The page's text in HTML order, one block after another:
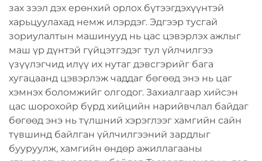
зах зээл дэх ерөнхий орлох бүтээгдэхүүнтэй
харьцуулахад немж илэрдэг. Эдгээр тусгай
зориулалтын машинууд нь цас цэвэрлэх ажлыг
маш үр дүнтэй гүйцэтгэдэг тул үйлчилгээ
үзүүлэгчид илүү их нутаг дэвсгэрийг бага
хугацаанд цэвэрлэж чаддаг бөгөөд энэ нь цаг
хэмнэх боломжийг олгодог. Захиалгаар хийсэн
цас шорохойр бүрд хийцийн нарийвчлал байдаг
бөгөөд энэ нь түлшний хэрэглээг хамгийн сайн
түвшинд байлган үйлчилгээний зардлыг
бууруулж, хамгийн өндөр ажиллагааны